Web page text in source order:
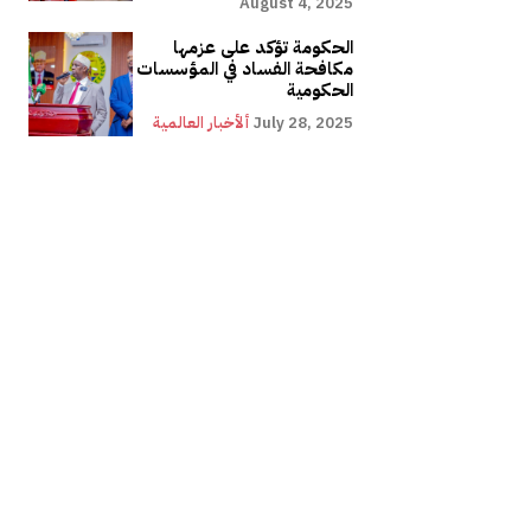
الحكومة تؤكد على عزمها
مكافحة الفساد في المؤسسات
الحكومية
ألأخبار العالمية July 28, 2025